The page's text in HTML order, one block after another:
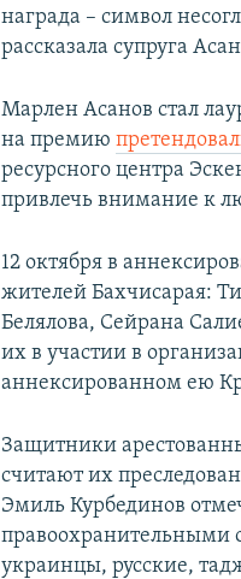
награда – символ
рассказала супруга
Марлен Асанов стал
на премию
ресурсного центра
привлечь внимание к
12 октября в
жителей Бахчисарая:
Белялова, Сейрана
их в участии в
аннексированном ею
Защитники
считают их
Эмиль Курбединов
правоохранительными
украинцы, русские,